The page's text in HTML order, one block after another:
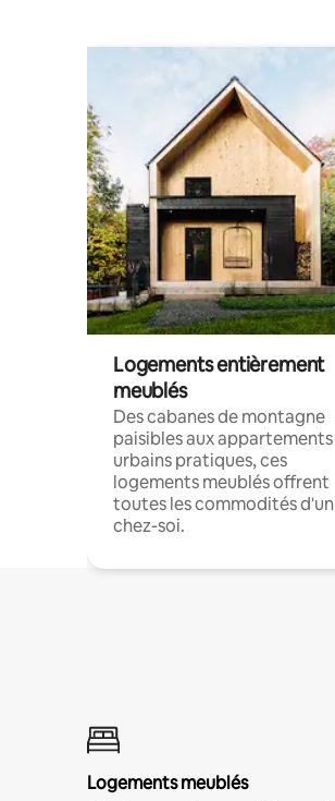
Logements entièrement
meublés
Des cabanes de montagne
paisibles aux appartements
urbains pratiques, ces
logements meublés offrent
toutes les commodités d'un
chez-soi.
Logements meublés